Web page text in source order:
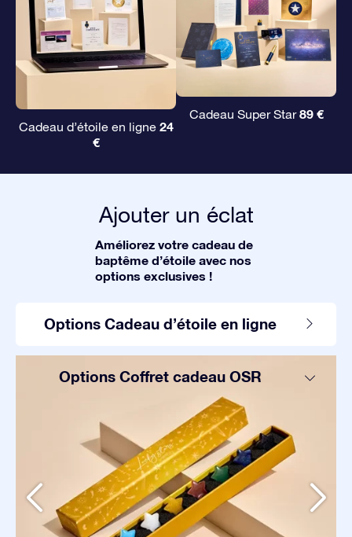
Cadeau d’étoile en ligne 24
€
Cadeau Super Star89 €
Ajouter un éclat
Améliorez votre cadeau de
baptême d’étoile avec nos
options exclusives !
Options Cadeau d’étoile en ligne
Options Coffret cadeau OSR